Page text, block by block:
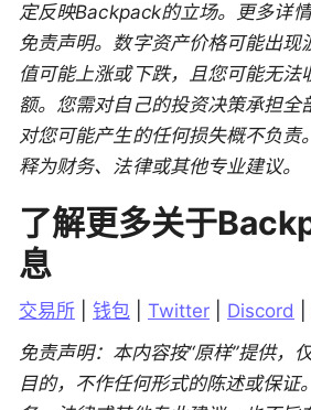
定反映Backpack的立场。更多详
免责声明。数字资产价格可能出现
值可能上涨或下跌，且您可能无法
额。您需对自己的投资决策承担
对您可能产生的任何损失概不负责
释为财务、法律或其他专业建议。
了解更多关于
息
交易所 钱包 Twitter Discord
免责声明：本内容按“原样”提供，
目的，不作任何形式的陈述或保证